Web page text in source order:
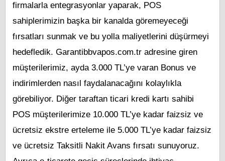
firmalarla entegrasyonlar yaparak, POS
sahiplerimizin başka bir kanalda göremeyeceği
fırsatları sunmak ve bu yolla maliyetlerini düşürmeyi
hedefledik. Garantibbvapos.com.tr adresine giren
müşterilerimiz, ayda 3.000 TL’ye varan Bonus ve
indirimlerden nasıl faydalanacağını kolaylıkla
görebiliyor. Diğer taraftan ticari kredi kartı sahibi
POS müşterilerimize 10.000 TL’ye kadar faizsiz ve
ücretsiz ekstre erteleme ile 5.000 TL’ye kadar faizsiz
ve ücretsiz Taksitli Nakit Avans fırsatı sunuyoruz.